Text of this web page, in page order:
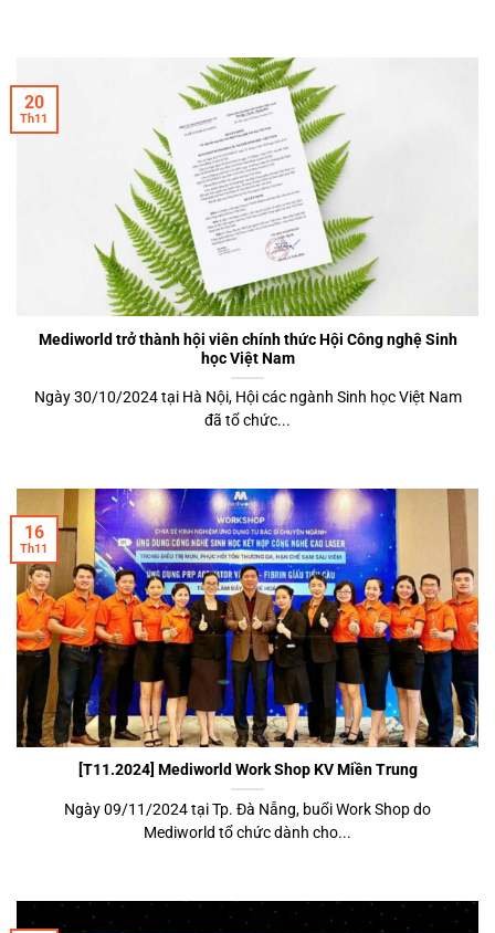
Mediworld trở thành hội viên chính thức Hội Công nghệ Sinh
học Việt Nam
Ngày 30/10/2024 tại Hà Nội, Hội các ngành Sinh học Việt Nam
đã tổ chức...
20
Th11
[T11.2024] Mediworld Work Shop KV Miền Trung
Ngày 09/11/2024 tại Tp. Đà Nẵng, buổi Work Shop do
Mediworld tổ chức dành cho...
16
Th11